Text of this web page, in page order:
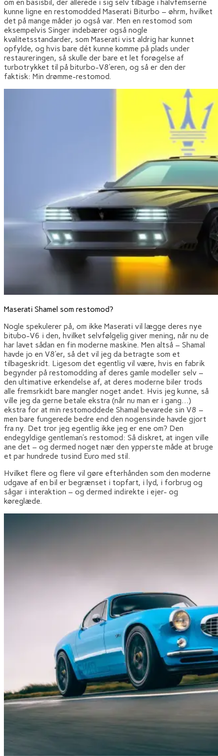
om en basisbil, der allerede i sig selv tilbage i halvfemserne
kunne ligne en restomodded Maserati Biturbo – øhrm, hvilket
det på mange måder jo også var. Men en restomod som
eksempelvis Singer indebærer også nogle
kvalitetsstandarder, som Maserati vist aldrig har kunnet
opfylde, og hvis bare dét kunne komme på plads under
restaureringen, så skulle der bare et let forøgelse af
turbotrykket til på biturbo-V8’eren, og så er den der
faktisk: Min drømme-restomod.
Maserati Shamel som restomod?
Nogle spekulerer på, om ikke Maserati vil lægge deres nye
bitubo-V6 i den, hvilket selvfølgelig giver mening, når nu de
har lavet sådan en fin moderne maskine. Men altså – Shamal
havde jo en V8’er, så det vil jeg da betragte som et
tilbageskridt. Ligesom det egentlig vil være, hvis en fabrik
begynder på restomodding af deres gamle modeller selv –
den ultimative erkendelse af, at deres moderne biler trods
alle fremsrkidt bare mangler noget andet. Hvis jeg kunne, så
ville jeg da gerne betale ekstra (når nu man er i gang…)
ekstra for at min restomoddede Shamal bevarede sin V8 –
men bare fungerede bedre end den nogensinde havde gjort
fra ny. Det tror jeg egentlig ikke jeg er ene om? Den
endegyldige gentleman’s restomod: Så diskret, at ingen ville
ane det – og dermed noget nær den ypperste måde at bruge
et par hundrede tusind Euro med stil.
Hvilket flere og flere vil gøre efterhånden som den moderne
udgave af en bil er begrænset i topfart, i lyd, i forbrug og
sågar i interaktion – og dermed indirekte i ejer- og
køreglæde.